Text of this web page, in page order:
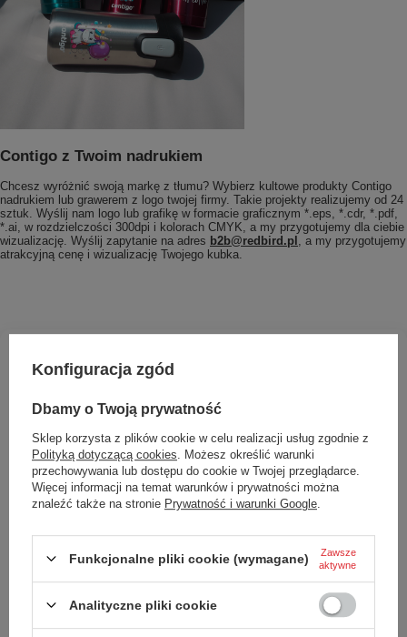
Contigo z Twoim nadrukiem
Chcesz wyróżnić swoją markę z tłumu? Wybierz kultowe produkty Contigo
nadrukiem lub grawerem z logo twojej firmy. Takie projekty realizujemy od 24
sztuk. Wyślij nam logo lub grafikę w formacie graficznym *.eps, *.cdr, *.pdf,
*.ai, w rozdzielczości 300dpi i kolorach CMYK, a my przygotujemy dla ciebie
wizualizację. Wyślij zapytanie na adres b2b@redbird.pl
, a my przygotujemy
atrakcyjną cenę i wizualizację Twojego kubka.
Konfiguracja zgód
Dbamy o Twoją prywatność
Sklep korzysta z plików cookie w celu realizacji usług zgodnie z
Polityką dotyczącą cookies . Możesz określić warunki
przechowywania lub dostępu do cookie w Twojej przeglądarce.
Więcej informacji na temat warunków i prywatności można
znaleźć także na stronie Prywatność i warunki Google
Funkcjonalne pliki cookie (wymagane)
Zawsze
aktywne
Analityczne pliki cookie